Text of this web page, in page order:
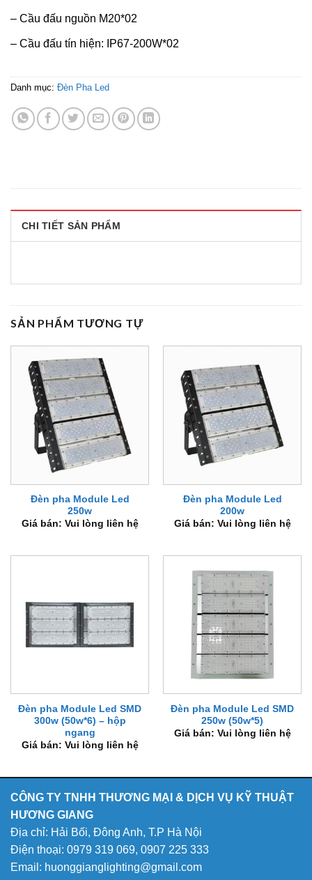
– Cầu đấu nguồn M20*02
– Cầu đấu tín hiện: IP67-200W*02
Danh mục: Đèn Pha Led
CHI TIẾT SẢN PHẨM
SẢN PHẨM TƯƠNG TỰ
Đèn pha Module Led
250w
Giá bán: Vui lòng liên hệ
Đèn pha Module Led
200w
Giá bán: Vui lòng liên hệ
Đèn pha Module Led SMD
300w (50w*6) – hộp
ngang
Giá bán: Vui lòng liên hệ
Đèn pha Module Led SMD
250w (50w*5)
Giá bán: Vui lòng liên hệ
CÔNG TY TNHH THƯƠNG MẠI & DỊCH VỤ KỸ THUẬT
HƯƠNG GIANG
Địa chỉ: Hải Bối, Đông Anh, T.P Hà Nội
Điện thoại: 0979 319 069, 0907 225 333
Email: huonggianglighting@gmail.com